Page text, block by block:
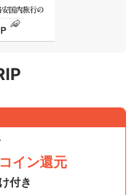
コイン還元
付き